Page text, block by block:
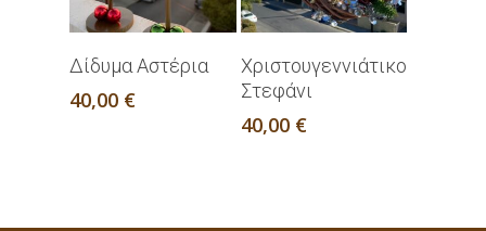
Προσθήκη Στο
Δίδυμα Aστέρια
40,00 €
Προσθήκη Στο
Καλάθι
Χριστουγεννιάτικο
Στεφάνι
40,00 €